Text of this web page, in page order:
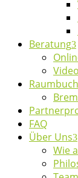
Beratung
FAQ
Über Uns
Wie